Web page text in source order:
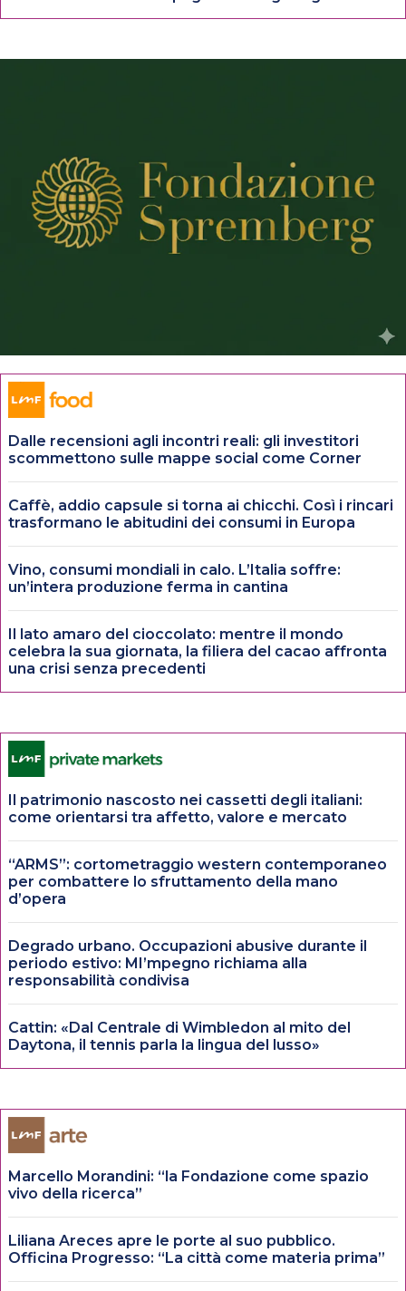
Dalle recensioni agli incontri reali: gli investitori
scommettono sulle mappe social come Corner
Caffè, addio capsule si torna ai chicchi. Così i rincari
trasformano le abitudini dei consumi in Europa
Vino, consumi mondiali in calo. L’Italia soffre:
un’intera produzione ferma in cantina
Il lato amaro del cioccolato: mentre il mondo
celebra la sua giornata, la filiera del cacao affronta
una crisi senza precedenti
Il patrimonio nascosto nei cassetti degli italiani:
come orientarsi tra affetto, valore e mercato
“ARMS”: cortometraggio western contemporaneo
per combattere lo sfruttamento della mano
d’opera
Degrado urbano. Occupazioni abusive durante il
periodo estivo: MI’mpegno richiama alla
responsabilità condivisa
Cattin: «Dal Centrale di Wimbledon al mito del
Daytona, il tennis parla la lingua del lusso»
Marcello Morandini: “la Fondazione come spazio
vivo della ricerca”
Liliana Areces apre le porte al suo pubblico.
Officina Progresso: “La città come materia prima”